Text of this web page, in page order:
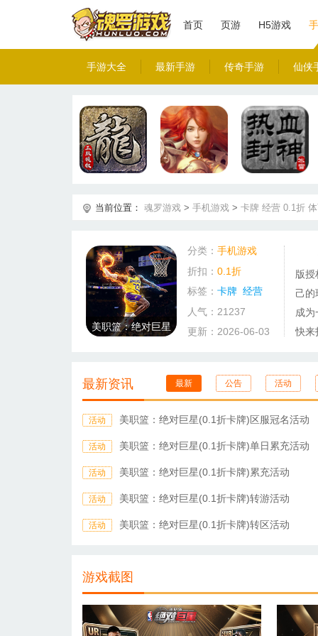
首页 页游 H5游戏
手游大全 最新手游 传奇手游 仙侠
当前位置： 魂罗游戏 > 手机游戏 > 卡牌 经营 0.1折
美职篮：绝对巨星
分类： 手机游戏
折扣： 0.1折
标签： 卡牌 经营
人气：21237
更新：2026-06-03
版
己的
成为
快来
最新资讯 最新 公告 活动
活动 美职篮：绝对巨星(0.1折卡牌)区服冠名活动
活动 美职篮：绝对巨星(0.1折卡牌)单日累充活动
活动 美职篮：绝对巨星(0.1折卡牌)累充活动
活动 美职篮：绝对巨星(0.1折卡牌)转游活动
活动 美职篮：绝对巨星(0.1折卡牌)转区活动
游戏截图